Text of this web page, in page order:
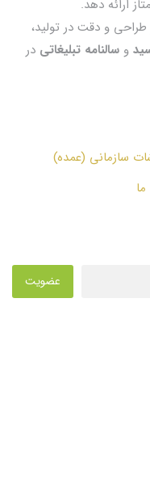
ارائه دهد.
طراحی و دقت در تولید،
و سالنامه تبلیغاتی در
سازمانی (عمده)
ما
عضویت